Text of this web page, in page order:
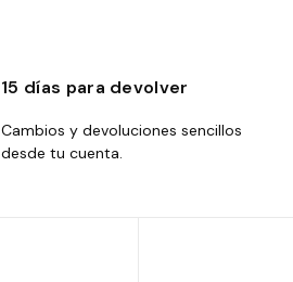
15 días para devolver
Cambios y devoluciones sencillos
desde tu cuenta.